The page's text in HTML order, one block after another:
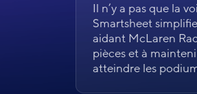
Il n’y a pas que la
Smartsheet
aidant McLaren
pièces et à
atteindre les